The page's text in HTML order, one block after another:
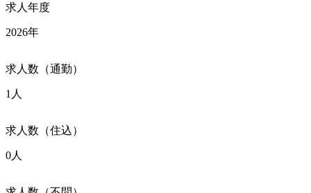
求人年度
2026年
求人数（通勤）
1人
求人数（住込）
0人